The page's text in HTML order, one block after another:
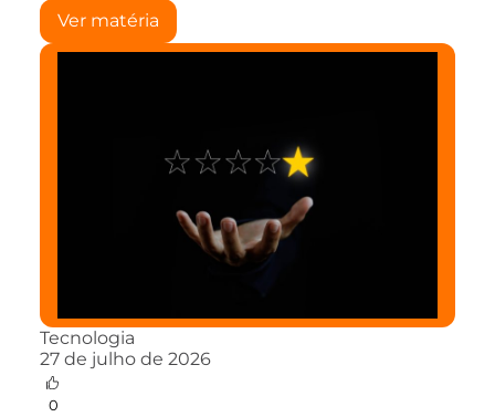
Ver matéria
Tecnologia
27 de julho de 2026
0